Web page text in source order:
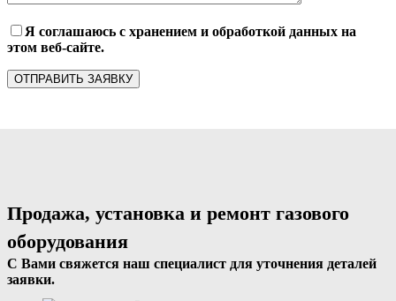
Я соглашаюсь с хранением и обработкой данных на
этом веб-сайте.
Продажа, установка и ремонт газового
оборудования
С Вами свяжется наш специалист для уточнения деталей
заявки.